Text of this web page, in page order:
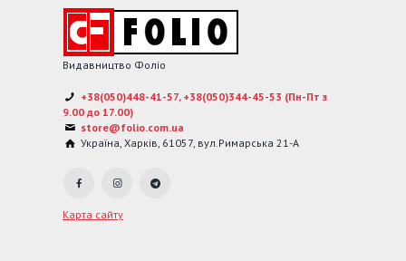
Видавництво Фоліо
+38(050)448-41-57, +38(050)344-45-53 (Пн-Пт з
9.00 до 17.00)
store@folio.com.ua
Україна Харків 61057, вул.Римарська 21-А
Карта сайту